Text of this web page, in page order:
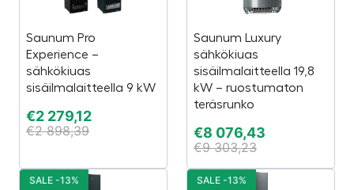
Saunum Pro
Experience –
sähkökiuas
sisäilmalaitteella 9 kW
€2 279,12
€2 898,39
Saunum Luxury
sähkökiuas
sisäilmalaitteella 19,8
kW – ruostumaton
teräsrunko
€8 076,43
€9 303,23
SALE -13% SALE -13%